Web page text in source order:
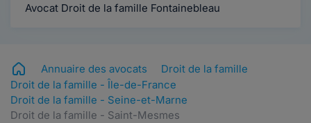
Avocat Droit de la famille Fontainebleau
Annuaire des avocats
Droit de la famille
Droit de la famille - Île-de-France
Droit de la famille - Seine-et-Marne
Droit de la famille - Saint-Mesmes